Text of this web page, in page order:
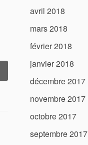
avril 2018
mars 2018
février 2018
janvier 2018
décembre 2017
novembre 2017
octobre 2017
septembre 2017